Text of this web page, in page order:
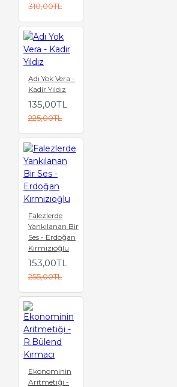
310,00TL
Adı Yok Vera -
Kadir Yıldız
135,00TL
225,00TL
Falezlerde
Yankılanan Bir
Ses - Erdoğan
Kırmızıoğlu
153,00TL
255,00TL
Ekonominin
Aritmetiği -